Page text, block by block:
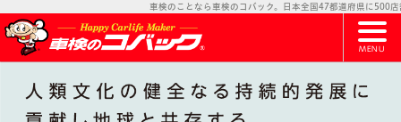
車検のことなら車検のコバック。日本全国47都道府県に500店舗
MENU